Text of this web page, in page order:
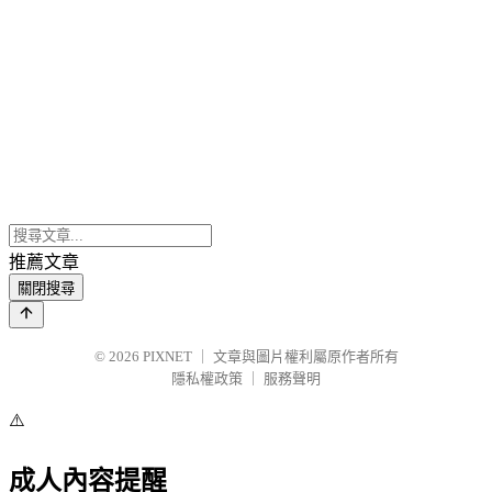
推薦文章
關閉搜尋
© 2026 PIXNET
文章與圖片權利屬原作者所有
隱私權政策
服務聲明
⚠️
成人內容提醒